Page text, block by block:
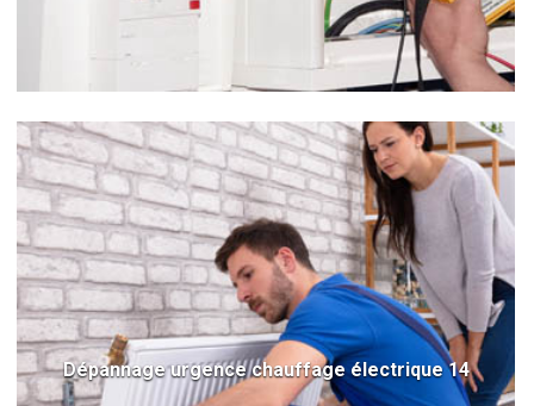
Dépannage urgence chauffage électrique 14